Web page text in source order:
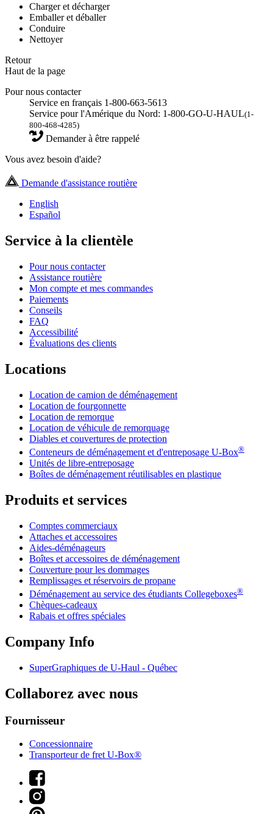
Charger et décharger
Emballer et déballer
Conduire
Nettoyer
Retour
Haut de la page
Pour nous contacter
Service en français 1-800-663-5613
Service pour l'Amérique du Nord: 1-800-GO-U-HAUL(1-
800-468-4285)
Demander à être rappelé
Vous avez besoin d'aide?
Demande d'assistance routière
English
Español
Service à la clientèle
Pour nous contacter
Assistance routière
Mon compte et mes commandes
Paiements
Conseils
FAQ
Accessibilité
Évaluations des clients
Locations
Location de camion de déménagement
Location de fourgonnette
Location de remorque
Location de véhicule de remorquage
Diables et couvertures de protection
Conteneurs de déménagement et d'entreposage U-Box®
Unités de libre-entreposage
Boîtes de déménagement réutilisables en plastique
Produits et services
Comptes commerciaux
Attaches et accessoires
Aides-déménageurs
Boîtes et accessoires de déménagement
Couverture pour les dommages
Remplissages et réservoirs de propane
Déménagement au service des étudiants Collegeboxes®
Chèques-cadeaux
Rabais et offres spéciales
Company Info
SuperGraphiques de U-Haul - Québec
Collaborez avec nous
Fournisseur
Concessionnaire
Transporteur de fret U-Box®